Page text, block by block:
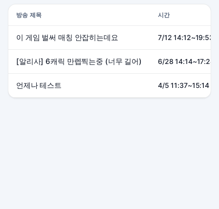
방송 제목 시간
이 게임 벌써 매칭 안잡히는데요 7/12 14:12~19:53
[알리사] 6캐릭 만렙찍는중 (너무 길어) 6/28 14:14~17:24
언제나 테스트 4/5 11:37~15:14